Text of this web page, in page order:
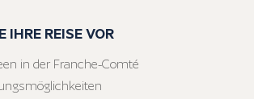
IHRE REISE VOR
in der Franche-Comté